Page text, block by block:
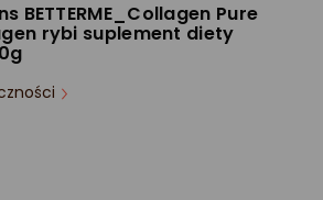
BETTERME_Collagen Pure
rybi suplement diety